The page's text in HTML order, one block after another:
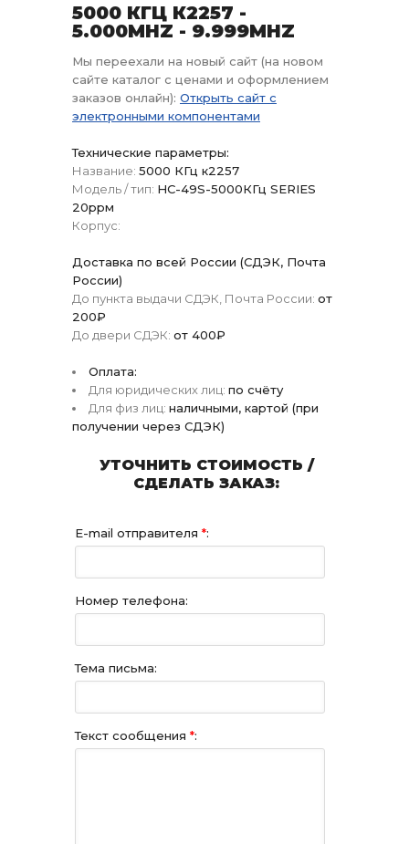
5000 КГЦ К2257 -
5.000MHZ - 9.999MHZ
Мы переехали на новый сайт (на новом
сайте каталог с ценами и оформлением
заказов онлайн): Открыть сайт с
электронными компонентами
Технические параметры:
Название: 5000 КГц к2257
Модель / тип: HC-49S-5000КГц SERIES
20ррм
Корпус:
Доставка по всей России (СДЭК, Почта
России)
До пункта выдачи СДЭК, Почта России: от
200₽
До двери СДЭК: от 400₽
Оплата:
Для юридических лиц: по счёту
Для физ лиц: наличными, картой (при
получении через СДЭК)
УТОЧНИТЬ СТОИМОСТЬ /
СДЕЛАТЬ ЗАКАЗ:
E-mail отправителя *:
Номер телефона:
Тема письма:
Текст сообщения *: